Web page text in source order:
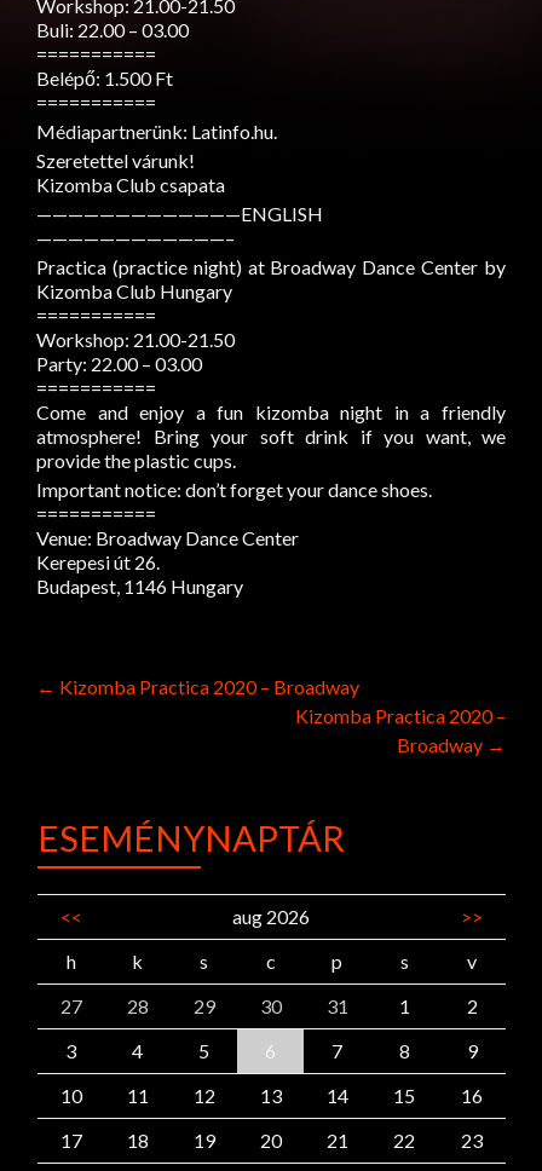
Workshop: 21.00-21.50
Buli: 22.00 – 03.00
===========
Belépő: 1.500 Ft
===========
Médiapartnerünk: Latinfo.hu.
Szeretettel várunk!
Kizomba Club csapata
—————————————ENGLISH
————————————–
Practica (practice night) at Broadway Dance Center by
Kizomba Club Hungary
===========
Workshop: 21.00-21.50
Party: 22.00 – 03.00
===========
Come and enjoy a fun kizomba night in a friendly
atmosphere! Bring your soft drink if you want, we
provide the plastic cups.
Important notice: don’t forget your dance shoes.
===========
Venue: Broadway Dance Center
Kerepesi út 26.
Budapest, 1146 Hungary
Post
← Kizomba Practica 2020 – Broadway
Kizomba Practica 2020 –
Broadway →
ESEMÉNYNAPTÁR
<< aug 2026
>>
h
k s c p s
v
27
28 29 30 31 1
2
3
4 5 6 7 8
9
10
11 12 13 14 15
16
17
18 19 20 21 22
23